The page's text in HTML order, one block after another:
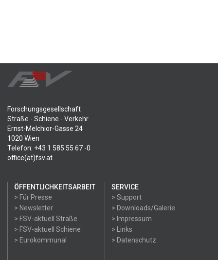
Forschungsgesellschaft
Straße - Schiene - Verkehr
Ernst-Melchior-Gasse 24
1020 Wien
Telefon: +43 1 585 55 67 -0
office(at)fsv.at
ÖFFENTLICHKEITSARBEIT
> Für Presse
> Newsletter
> FSV-aktuell Straße
> FSV-aktuell Schiene
> Eurokommunal
SERVICE
> Support
> Downloads/Galerie
> Impressum
> Links
> Datenschutz